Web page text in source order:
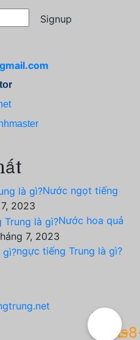
Signup
Nước ngọt tiếng
2023
Nước hoa quả
7, 2023
ngực tiếng Trung là gì?